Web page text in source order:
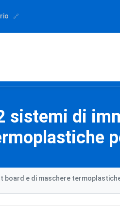
sistemi di
board e di maschere